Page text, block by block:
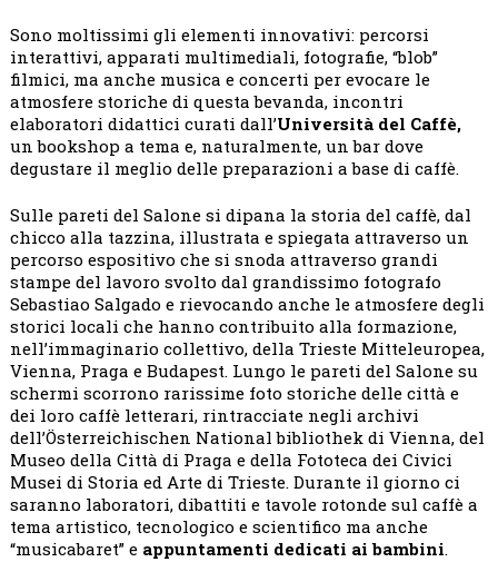
Sono moltissimi gli elementi innovativi: percorsi
interattivi, apparati multimediali, fotografie, “blob”
filmici, ma anche musica e concerti per evocare le
atmosfere storiche di questa bevanda, incontri
elaboratori didattici curati dall’Università del Caffè,
un bookshop a tema e, naturalmente, un bar dove
degustare il meglio delle preparazioni a base di caffè.
Sulle pareti del Salone si dipana la storia del caffè, dal
chicco alla tazzina, illustrata e spiegata attraverso un
percorso espositivo che si snoda attraverso grandi
stampe del lavoro svolto dal grandissimo fotografo
Sebastiao Salgado e rievocando anche le atmosfere degli
storici locali che hanno contribuito alla formazione,
nell’immaginario collettivo, della Trieste Mitteleuropea,
Vienna, Praga e Budapest. Lungo le pareti del Salone su
schermi scorrono rarissime foto storiche delle città e
dei loro caffè letterari, rintracciate negli archivi
dell’Österreichischen National bibliothek di Vienna, del
Museo della Città di Praga e della Fototeca dei Civici
Musei di Storia ed Arte di Trieste. Durante il giorno ci
saranno laboratori, dibattiti e tavole rotonde sul caffè a
tema artistico, tecnologico e scientifico ma anche
“musicabaret” e appuntamenti dedicati ai bambini.